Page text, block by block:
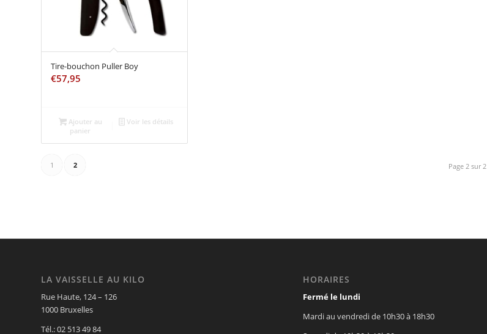
Tire-bouchon Puller Boy
€57,95
Ajouter au
panier
Voir les détails
Page 2 sur 2
1 2
LA VAISSELLE AU KILO
Rue Haute, 124 – 126
1000 Bruxelles
Tél.: 02 513 49 84
HORAIRES
Fermé le lundi
Mardi au vendredi de 10h30 à 18h30